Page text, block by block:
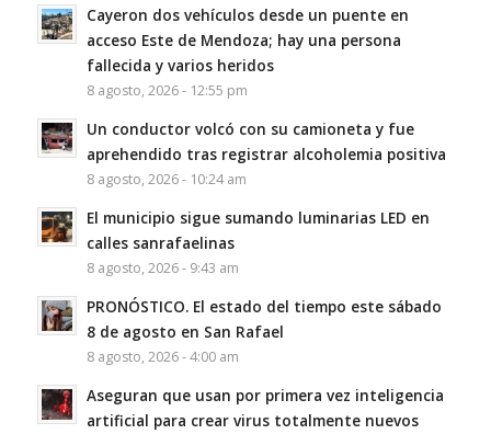
Cayeron dos vehículos desde un puente en
acceso Este de Mendoza; hay una persona
fallecida y varios heridos
8 agosto, 2026 - 12:55 pm
Un conductor volcó con su camioneta y fue
aprehendido tras registrar alcoholemia positiva
8 agosto, 2026 - 10:24 am
El municipio sigue sumando luminarias LED en
calles sanrafaelinas
8 agosto, 2026 - 9:43 am
PRONÓSTICO. El estado del tiempo este sábado
8 de agosto en San Rafael
8 agosto, 2026 - 4:00 am
Aseguran que usan por primera vez inteligencia
artificial para crear virus totalmente nuevos